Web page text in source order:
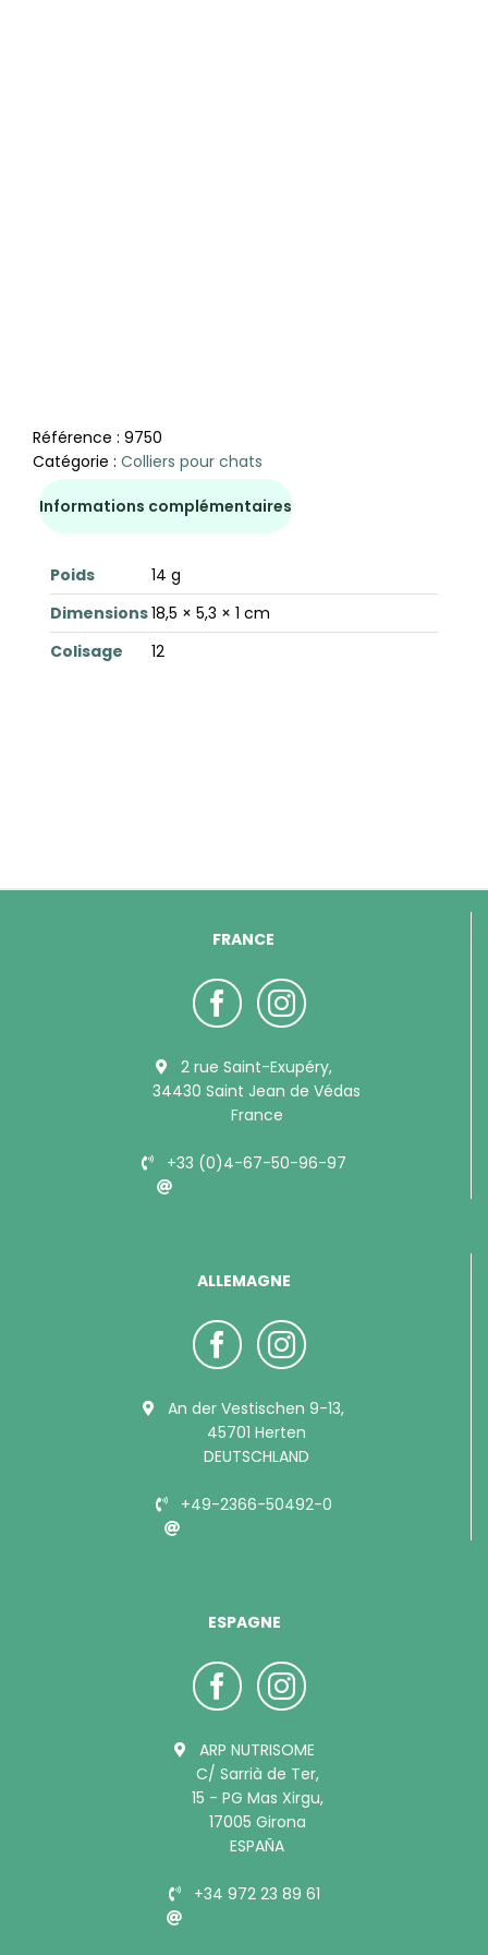
Référence : 9750
Catégorie : Colliers pour chats
Informations complémentaires
Poids
14 g
Dimensions18,5 × 5,3 × 1 cm
Colisage
12
FRANCE
2 rue Saint-Exupéry,
34430 Saint Jean de Védas
France
+33 (0)4-67-50-96-97
ALLEMAGNE
An der Vestischen 9-13,
45701 Herten
DEUTSCHLAND
+49-2366-50492-0
ESPAGNE
ARP NUTRISOME
C/ Sarrià de Ter,
15 - PG Mas Xirgu,
17005 Girona
ESPAÑA
+34 972 23 89 61